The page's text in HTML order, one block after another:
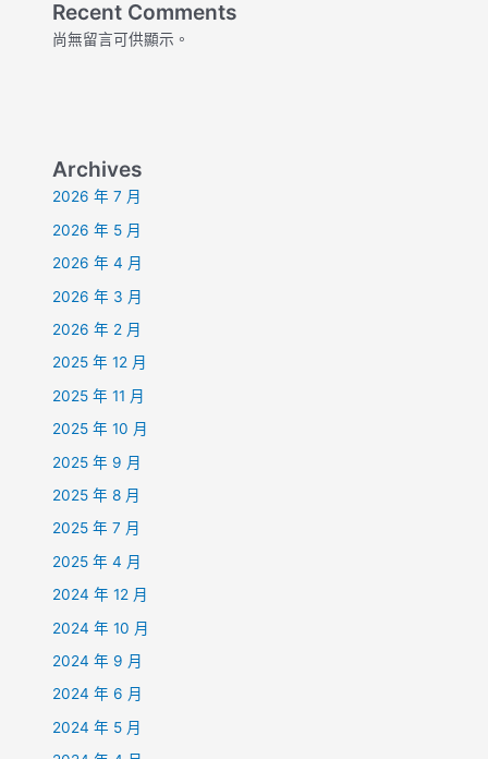
Recent Comments
尚無留言可供顯示。
Archives
2026 年 7 月
2026 年 5 月
2026 年 4 月
2026 年 3 月
2026 年 2 月
2025 年 12 月
2025 年 11 月
2025 年 10 月
2025 年 9 月
2025 年 8 月
2025 年 7 月
2025 年 4 月
2024 年 12 月
2024 年 10 月
2024 年 9 月
2024 年 6 月
2024 年 5 月